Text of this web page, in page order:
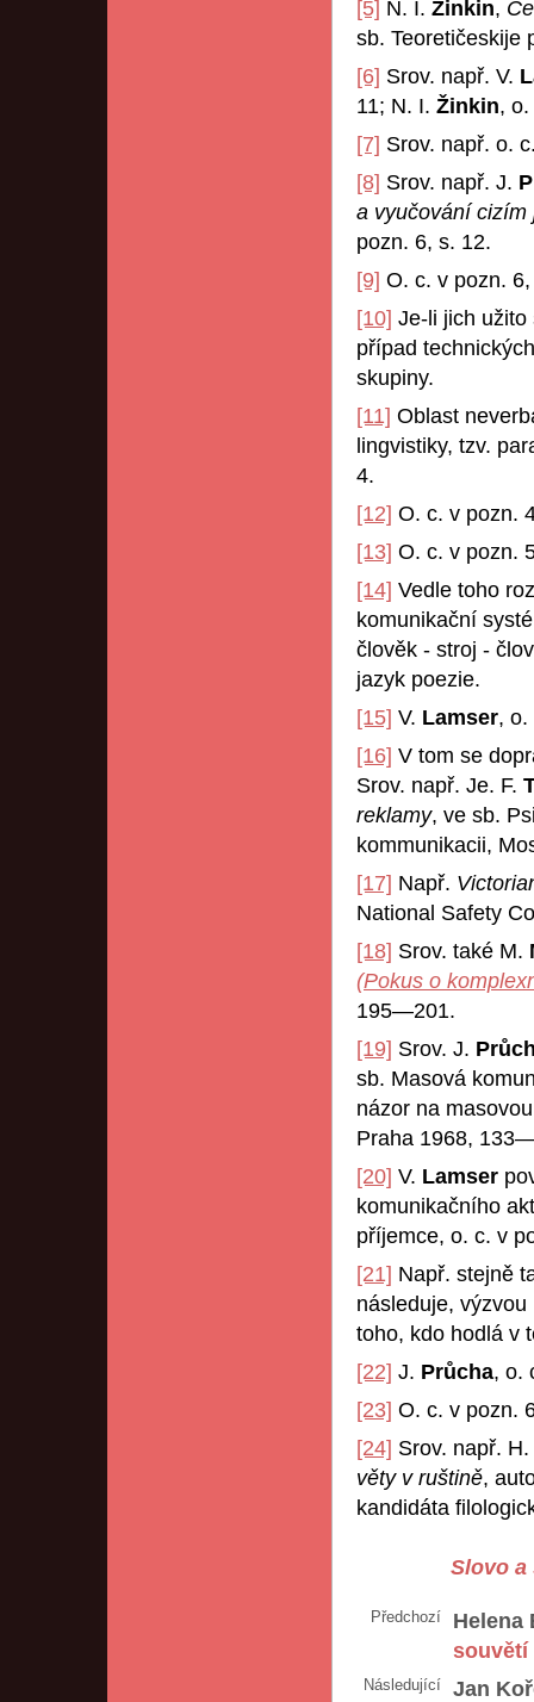
[5] N. I. Žinkin,
sb. Teoretičeskije
[6] Srov. např. V.
11; N. I. Žinkin,
[7] Srov. např. o.
[8] Srov. např. J.
a vyučování cizím
pozn. 6, s. 12.
[9] O. c. v pozn.
[10] Je-li jich užito
případ
skupiny.
[11] Oblast
lingvistiky, tzv.
4.
[12] O. c. v pozn.
[13] O. c. v pozn.
[14] Vedle toho
komunikační
člověk - stroj -
jazyk poezie.
[15] V. Lamser, o.
[16] V tom se
Srov. např. Je. F.
reklamy, ve sb.
kommunikacii,
[17] Např.
National Safety
[18] Srov. také M.
(Pokus o
195—201.
[19] Srov. J.
sb. Masová
názor na
Praha 1968,
[20] V. Lamser
komunikačního
příjemce, o. c. v
[21] Např. stejně
následuje,
toho, kdo hodlá v
[22] J. Průcha, o.
[23] O. c. v pozn.
[24] Srov. např. H.
věty v ruštině,
kandidáta
Slovo a
Předchozí
Helena
souvětí
Následující Jan